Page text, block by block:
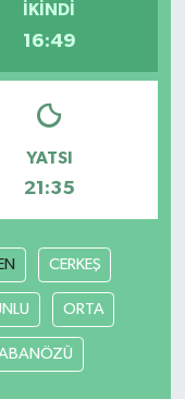
İKINDI
16:49
YATSI
21:35
CERKEŞ
ORTA